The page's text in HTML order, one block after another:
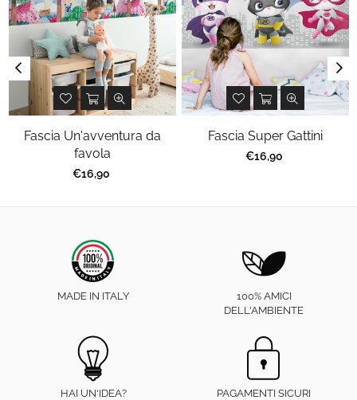
Fascia Un'avventura da
favola
€16,90
Fascia Super Gattini
€16,90
MADE IN ITALY
100% AMICI
DELL'AMBIENTE
HAI UN'IDEA?
PAGAMENTI SICURI